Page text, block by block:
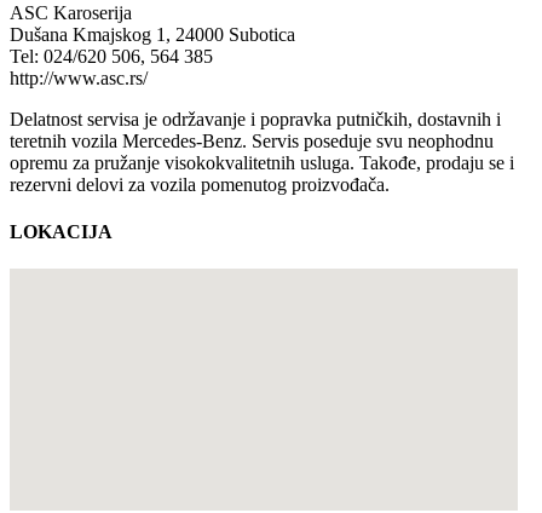
ASC Karoserija
Dušana Kmajskog 1, 24000 Subotica
Tel: 024/620 506, 564 385
http://www.asc.rs/
Delatnost servisa je održavanje i popravka putničkih, dostavnih i
teretnih vozila Mercedes-Benz. Servis poseduje svu neophodnu
opremu za pružanje visokokvalitetnih usluga. Takođe, prodaju se i
rezervni delovi za vozila pomenutog proizvođača.
LOKACIJA